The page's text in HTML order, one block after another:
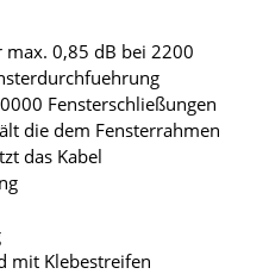
0,85 dB bei 2200
Fensterschließungen
die dem Fensterrahmen
das Kabel
mit Klebestreifen